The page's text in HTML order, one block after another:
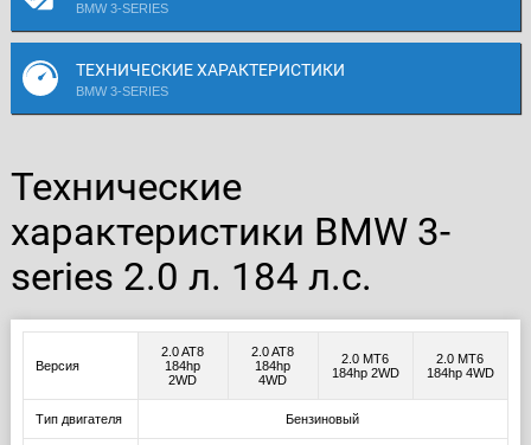
BMW 3-SERIES
ТЕХНИЧЕСКИЕ ХАРАКТЕРИСТИКИ
BMW 3-SERIES
Технические
характеристики BMW 3-
series 2.0 л. 184 л.с.
Версия
2.0 AT8
184hp
2WD
2.0 AT8
184hp
4WD
2.0 MT6
184hp 2WD
2.0 MT6
184hp 4WD
Тип двигателя Бензиновый